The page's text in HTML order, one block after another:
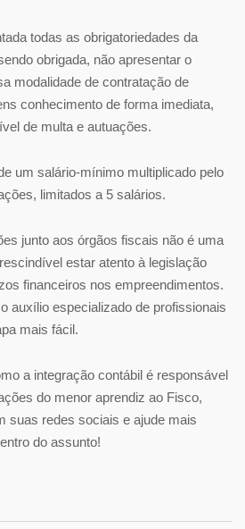
todas as obrigatoriedades da
obrigada, não apresentar o
modalidade de contratação de
conhecimento de forma imediata,
de multa e autuações.
um salário-mínimo multiplicado pelo
limitados a 5 salários.
junto aos órgãos fiscais não é uma
estar atento à legislação
financeiros nos empreendimentos.
auxílio especializado de profissionais
mais fácil.
a integração contábil é responsável
do menor aprendiz ao Fisco,
suas redes sociais e ajude mais
do assunto!